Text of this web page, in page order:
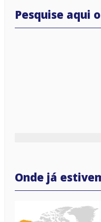
Pesquise aqui
Onde já